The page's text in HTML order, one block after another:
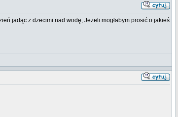
jadąc z dzecimi nad wodę, Jeżeli mogłabym prosić o jakieś